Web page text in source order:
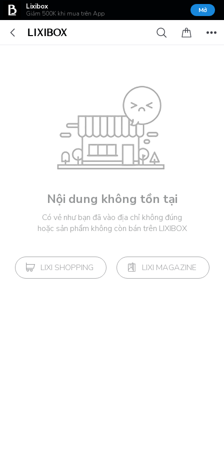
Lixibox
Giảm 500K khi mua trên App Mở
Nội dung không tồn tại
Có vẻ như bạn đã vào địa chỉ không đúng
hoặc sản phẩm không còn bán trên LIXIBOX
LIXI SHOPPING LIXI MAGAZINE